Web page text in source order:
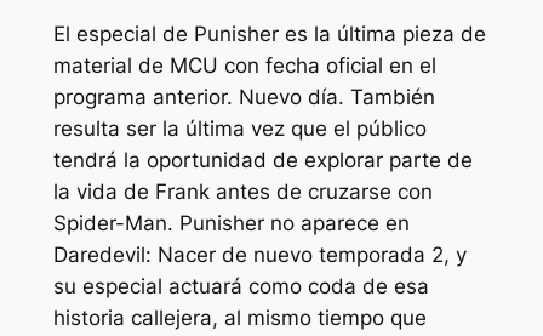
El especial de Punisher es la última pieza de
material de MCU con fecha oficial en el
programa anterior. Nuevo día. También
resulta ser la última vez que el público
tendrá la oportunidad de explorar parte de
la vida de Frank antes de cruzarse con
Spider-Man. Punisher no aparece en
Daredevil: Nacer de nuevotemporada 2, y
su especial actuará como coda de esa
historia callejera, al mismo tiempo que